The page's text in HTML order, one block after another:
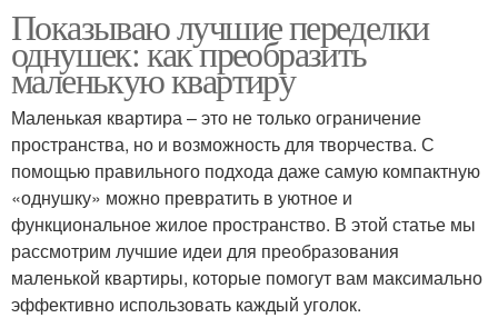
Показываю лучшие переделки
однушек: как преобразить
маленькую квартиру
Маленькая квартира – это не только ограничение
пространства, но и возможность для творчества. С
помощью правильного подхода даже самую компактную
«однушку» можно превратить в уютное и
функциональное жилое пространство. В этой статье мы
рассмотрим лучшие идеи для преобразования
маленькой квартиры, которые помогут вам максимально
эффективно использовать каждый уголок.